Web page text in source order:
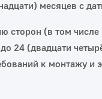
месяцев с
(в том
24 (двадцати
к монтажу